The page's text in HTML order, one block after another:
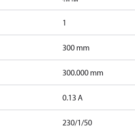
1
300 mm
300.000 mm
0.13 A
230/1/50